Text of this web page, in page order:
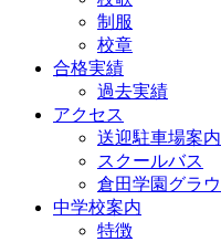
制服
校章
合格実績
過去実績
アクセス
送迎駐車場案内
スクールバス
倉田学園グラ
中学校案内
特徴